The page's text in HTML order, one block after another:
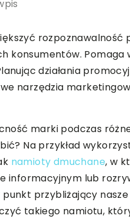
rozpoznawalność
konsumentów. Pomaga
działania
narzędzia
marki podczas
Na przykład
namioty dmuchane, w
informacyjnym lub
przybliżający
takiego namiotu,